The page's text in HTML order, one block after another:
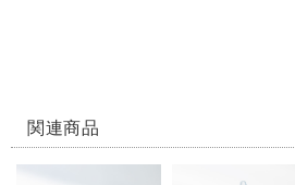
とても可愛いデザインです パッケージや同
関連商品